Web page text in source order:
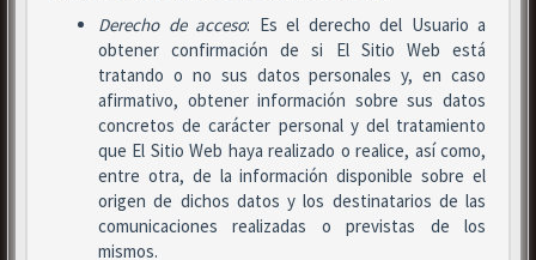
Derecho de acceso: Es el derecho del Usuario a
obtener confirmación de si El Sitio Web está
tratando o no sus datos personales y, en caso
afirmativo, obtener información sobre sus datos
concretos de carácter personal y del tratamiento
que El Sitio Web haya realizado o realice, así como,
entre otra, de la información disponible sobre el
origen de dichos datos y los destinatarios de las
comunicaciones realizadas o previstas de los
mismos.